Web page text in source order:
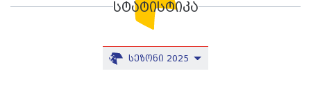
სტატისტიკა
სეზონი 2025